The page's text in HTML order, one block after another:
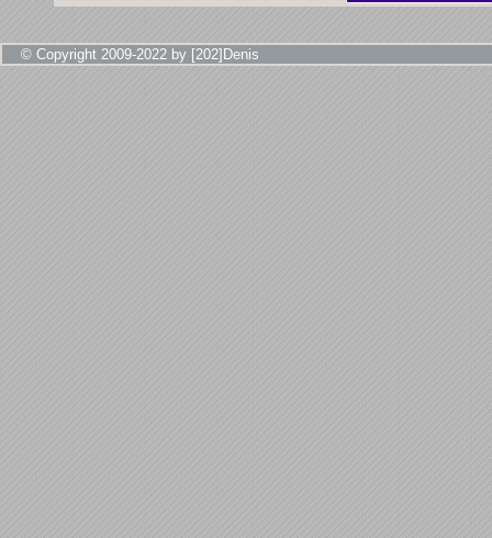
© Copyright 2009-2022 by [202]Denis